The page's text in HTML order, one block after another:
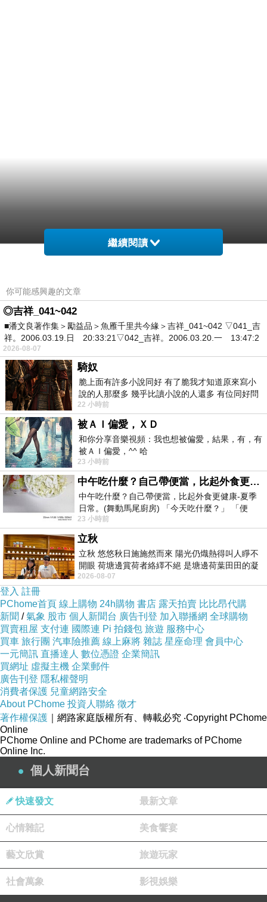
繼續閱讀
你可能感興趣的文章
◎吉祥_041~042
■潘文良著作集＞勵益品＞魚雁千里共今緣＞吉祥_041~042 ▽041_吉
祥。2006.03.19.日 20:33:21▽042_吉祥。2006.03.20.一 13:47:2
2026-08-07
騎奴
脆上面有許多小說同好 有了脆我才知道原來寫小
說的人那麼多 幾乎比讀小說的人還多 有位同好問
了一個問題 她說為什麼高中文學獎的
22 小時前
被ＡＩ偏愛，ＸＤ
和你分享音樂視頻：我也想被偏愛，結果，有，有
被ＡＩ偏愛，^^ 哈
23 小時前
中午吃什麼？自己帶便當，比起外食更健康-夏季日常。(舞動馬尾廚房)
中午吃什麼？自己帶便當，比起外食更健康-夏季
日常。(舞動馬尾廚房) 「今天吃什麼？」 「便
當？麵？還是炒飯？」 每天都在選擇
23 小時前
立秋
立秋 悠悠秋日施施然而來 陽光仍熾熱得叫人睜不
開眼 荷塘邊賞荷者絡繹不絕 是塘邊荷葉田田的凝
望 風中飄逸的是映日荷花別樣紅
2026-08-07
登入 註冊
PChome首頁 線上購物 24h購物 書店 露天拍賣 比比昂代購
新聞 /氣象 股市 個人新聞台 廣告刊登 加入聯播網 全球購物
買賣租屋 支付連 國際連 Pi 拍錢包 旅遊 服務中心
買車 旅行團 汽車險推薦 線上麻將 雜誌 星座命理 會員中心
一元簡訊 直播達人 數位憑證 企業簡訊
買網址 虛擬主機 企業郵件
廣告刊登 隱私權聲明
消費者保護 兒童網路安全
About PChome 投資人聯絡 徵才
著作權保護 ｜網路家庭版權所有、轉載必究 ‧Copyright PChome
Online
PChome Online and PChome are trademarks of PChome
Online Inc.
個人新聞台
快速發文 最新文章
心情雜記 美食饗宴
藝文欣賞 旅遊玩家
社會萬象 影視娛樂